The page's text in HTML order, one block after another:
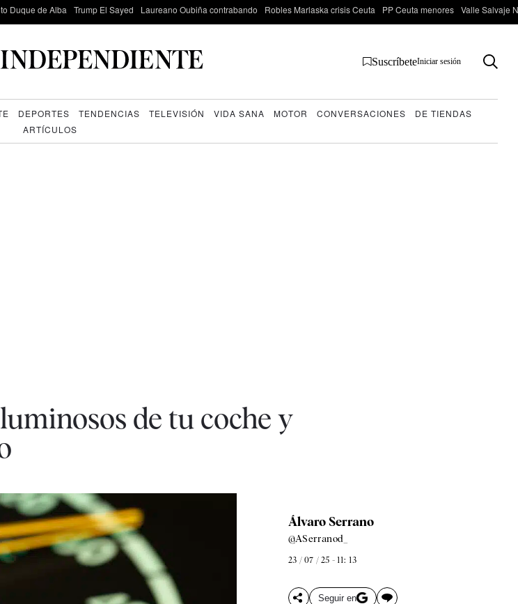
Duque de Alba Trump El Sayed Laureano Oubiña contrabando Robles Marlaska crisis Ceuta PP Ceuta menores Valle Salvaje
SuscríbeteIniciar sesión
DEPORTES TENDENCIAS TELEVISIÓN VIDA SANA MOTOR CONVERSACIONES
DE TIENDAS
ARTÍCULOS
de tu coche y
Álvaro Serrano
@ASerranod_
23 / 07 / 25 - 11: 13
Seguir en